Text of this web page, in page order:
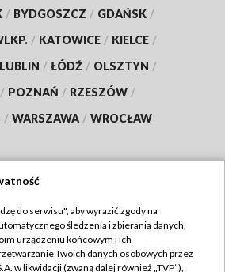
/ BYDGOSZCZ / GDAŃSK /
/ KATOWICE / KIELCE /
LUBLIN / ŁÓDŹ / OLSZTYN /
/ POZNAŃ / RZESZÓW /
/ WARSZAWA / WROCŁAW
TVP
Regulamin TVP
do serwisu", aby wyrazić zgody na
śledzenia i zbierania danych,
urządzeniu końcowym i ich
Twoich danych osobowych przez
w likwidacji (zwaną dalej również „TVP”),